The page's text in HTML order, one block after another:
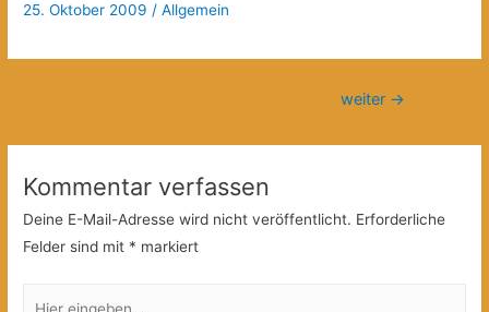
25. Oktober 2009 /Allgemein
weiter →
Kommentar verfassen
Deine E-Mail-Adresse wird nicht veröffentlicht. Erforderliche
Felder sind mit * markiert